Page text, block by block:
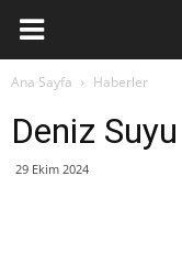
Ana Sayfa Haberler
Deniz
29 Ekim 2024